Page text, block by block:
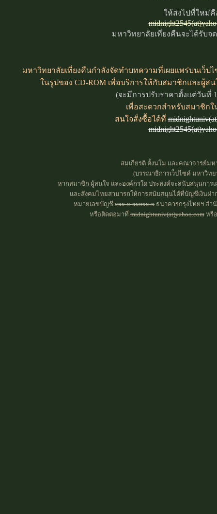
ให้ส่งไปที่ใหม่คื
มหาวิทยาลัยเที่ยงคืนจะได้รับจ
มหาวิทยาลัยเที่ยงคืนกำลังจัดทำบทความที่เผยแพร่บนเว็ป
ในรูปของ CD-ROM เพื่อบริการให้กับสมาชิกและผู้ส
(จะมีการปรับราคาตั้งแต่วันที่
เพื่อสะดวกสำหรับสมาชิก
สนใจสั่งซื้อได้ที่
สมเกียรติ ตั้งนโม และคณาจารย์มห
(บรรณาธิการเว็ปไซค์ มหาวิทย
หากสมาชิก ผู้สนใจ และองค์กรใด ประสงค์จะสนับสนุนกา
และสังคมไทยสามารถให้การสนับสนุนได้ที่บัญชีเงินฝ
หมายเลขบัญชี xxx-x-xxxxx-x ธนาคารกรุงไทยฯ สำ
หรือติดต่อมาที่midnightuniv(at)yahoo.comหรื